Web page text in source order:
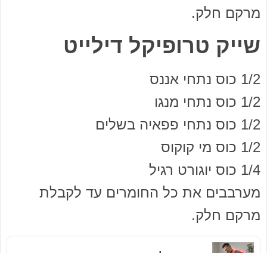
מרקם חלק.
שייק טרופיקל דילייט
1/2 כוס נתחי אננס
1/2 כוס נתחי מנגו
1/2 כוס נתחי פפאיה בשלים
1/2 כוס מי קוקוס
1/4 כוס יוגורט רגיל
מערבבים את כל החומרים עד לקבלת
מרקם חלק.